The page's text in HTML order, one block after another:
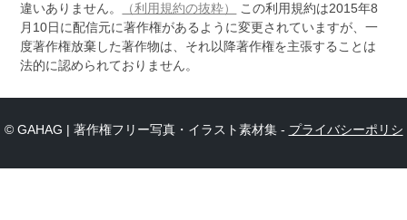
違いありません。
（利用規約の抜粋）
この利用規約は2015年8
月10日に配信元に著作権があるように変更されていますが、一
度著作権放棄した著作物は、それ以降著作権を主張することは
法的に認められておりません。
© GAHAG | 著作権フリー写真・イラスト素材集 - プライバシーポリシ